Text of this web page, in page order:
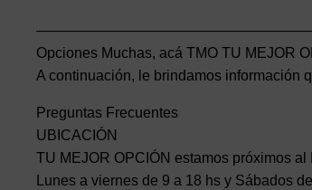
Opciones Muchas, acá TMO TU MEJOR
A continuación, le brindamos información
Preguntas Frecuentes
UBICACIÓN
TU MEJOR OPCIÓN estamos próximos al
Lunes a viernes de 9 a 18 hs y Sábados